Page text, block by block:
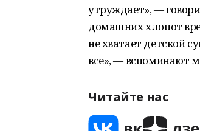
утруждает», —
домашних хлопот
не хватает детской
все», — вспоминают
Читайте нас